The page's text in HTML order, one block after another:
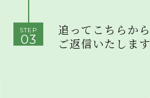
STEP
03
追ってこちらから
ご返信いたします